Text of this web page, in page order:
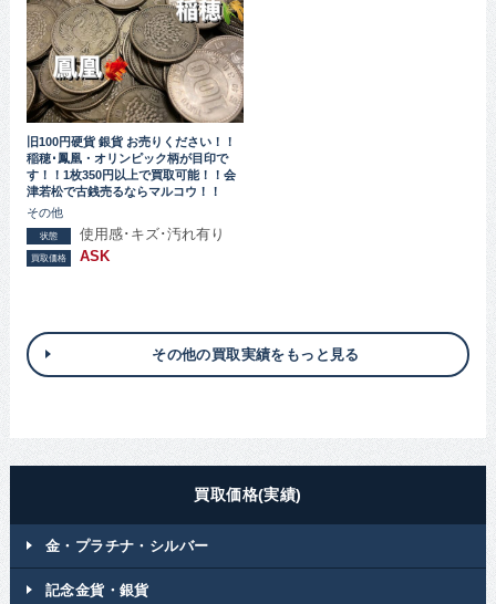
旧100円硬貨 銀貨 お売りください！！
稲穂･鳳凰・オリンピック柄が目印で
す！！1枚350円以上で買取可能！！会
津若松で古銭売るならマルコウ！！
その他
状態 使用感･キズ･汚れ有り
買取価格 ASK
その他の買取実績をもっと見る
買取価格(実績)
金・プラチナ・シルバー
記念金貨・銀貨